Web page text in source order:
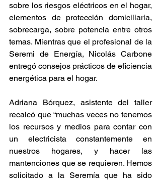
sobre los riesgos eléctricos en el hogar,
elementos de protección domiciliaria,
sobrecarga, sobre potencia entre otros
temas. Mientras que el profesional de la
Seremi de Energía, Nicolás Carbone
entregó consejos prácticos de eficiencia
energética para el hogar.
Adriana Bórquez, asistente del taller
recalcó que “muchas veces no tenemos
los recursos y medios para contar con
un electricista constantemente en
nuestros hogares, y hacer las
mantenciones que se requieren. Hemos
solicitado a la Seremía que ha sido